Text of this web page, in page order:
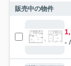
販売中の物件
-